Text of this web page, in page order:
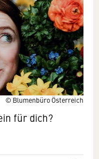
© Blumenbüro Österreich
für dich?